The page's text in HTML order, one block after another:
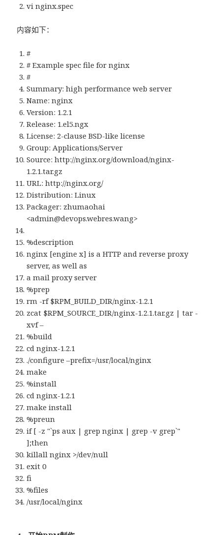
vi nginx.spec
内容如下：
#
# Example spec file for nginx
#
Summary: high performance web server
Name: nginx
Version: 1.2.1
Release: 1.el5.ngx
License: 2-clause BSD-like license
Group: Applications/Server
Source: http://nginx.org/download/nginx-
1.2.1.tar.gz
URL: http://nginx.org/
Distribution: Linux
Packager: zhumaohai
<admin@devops.webres.wang>
%description
nginx [engine x] is a HTTP and reverse proxy
server, as well as
a mail proxy server
%prep
rm -rf $RPM_BUILD_DIR/nginx-1.2.1
zcat $RPM_SOURCE_DIR/nginx-1.2.1.tar.gz | tar -
xvf –
%build
cd nginx-1.2.1
./configure –prefix=/usr/local/nginx
make
%install
cd nginx-1.2.1
make install
%preun
if [ -z "`ps aux | grep nginx | grep -v grep`"
];then
killall nginx >/dev/null
exit 0
fi
%files
/usr/local/nginx